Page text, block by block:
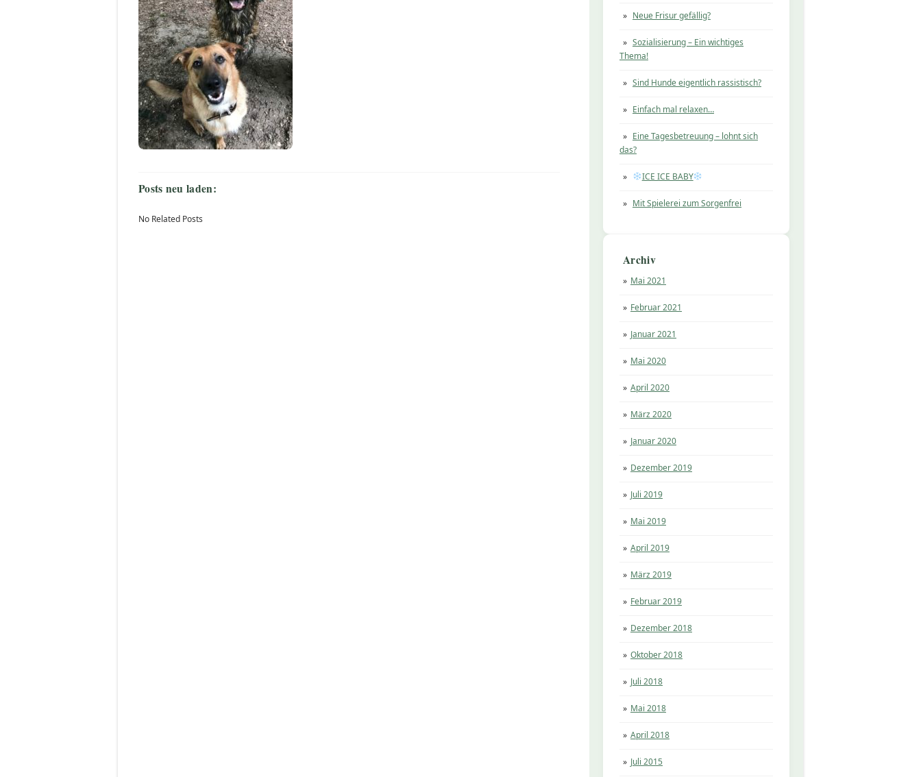
Neue Frisur gefällig?
Sozialisierung – Ein wichtiges
Thema!
Sind Hunde eigentlich rassistisch?
Einfach mal relaxen…
Eine Tagesbetreuung – lohnt sich
das?
ICE ICE BABY
Mit Spielerei zum Sorgenfrei
Archiv
Mai 2021
Februar 2021
Januar 2021
Mai 2020
April 2020
März 2020
Januar 2020
Dezember 2019
Juli 2019
Mai 2019
April 2019
März 2019
Februar 2019
Dezember 2018
Oktober 2018
Juli 2018
Mai 2018
April 2018
Juli 2015
Posts neu laden:
No Related Posts